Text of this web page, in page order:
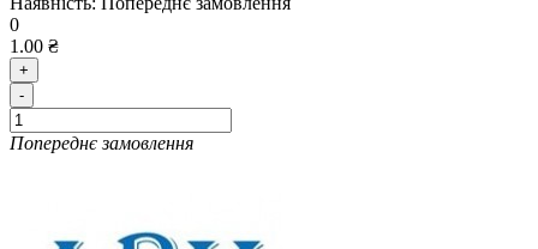
0
1.00 ₴
+
-
Попереднє замовлення